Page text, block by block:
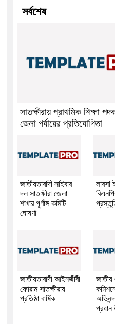
সর্বশেষ
সাতক্ষীরায় প্রাথমিক শিক্ষা
জেলা পর্যায়ের প্রতিযোগিতা
জাতীয়তাবাদী সাইবার
দল সাতক্ষীরা জেলা
শাখার পূর্ণাঙ্গ কমিটি
ঘোষণা
লাবসা
জাতীয়তাবাদী আইনজীবী
ফোরাম সাতক্ষীরায়
প্রতিষ্ঠা বার্ষিক
প্রধান